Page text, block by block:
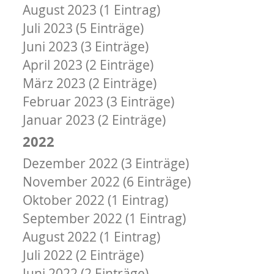
August 2023 (1 Eintrag)
Juli 2023 (5 Einträge)
Juni 2023 (3 Einträge)
April 2023 (2 Einträge)
März 2023 (2 Einträge)
Februar 2023 (3 Einträge)
Januar 2023 (2 Einträge)
2022
Dezember 2022 (3 Einträge)
November 2022 (6 Einträge)
Oktober 2022 (1 Eintrag)
September 2022 (1 Eintrag)
August 2022 (1 Eintrag)
Juli 2022 (2 Einträge)